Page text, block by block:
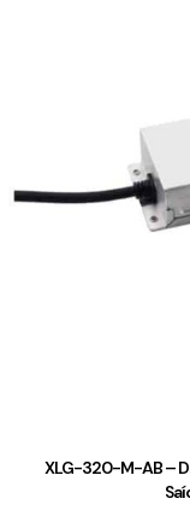
XLG-320-M-AB –